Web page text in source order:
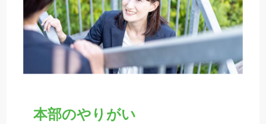
本部のやりがい